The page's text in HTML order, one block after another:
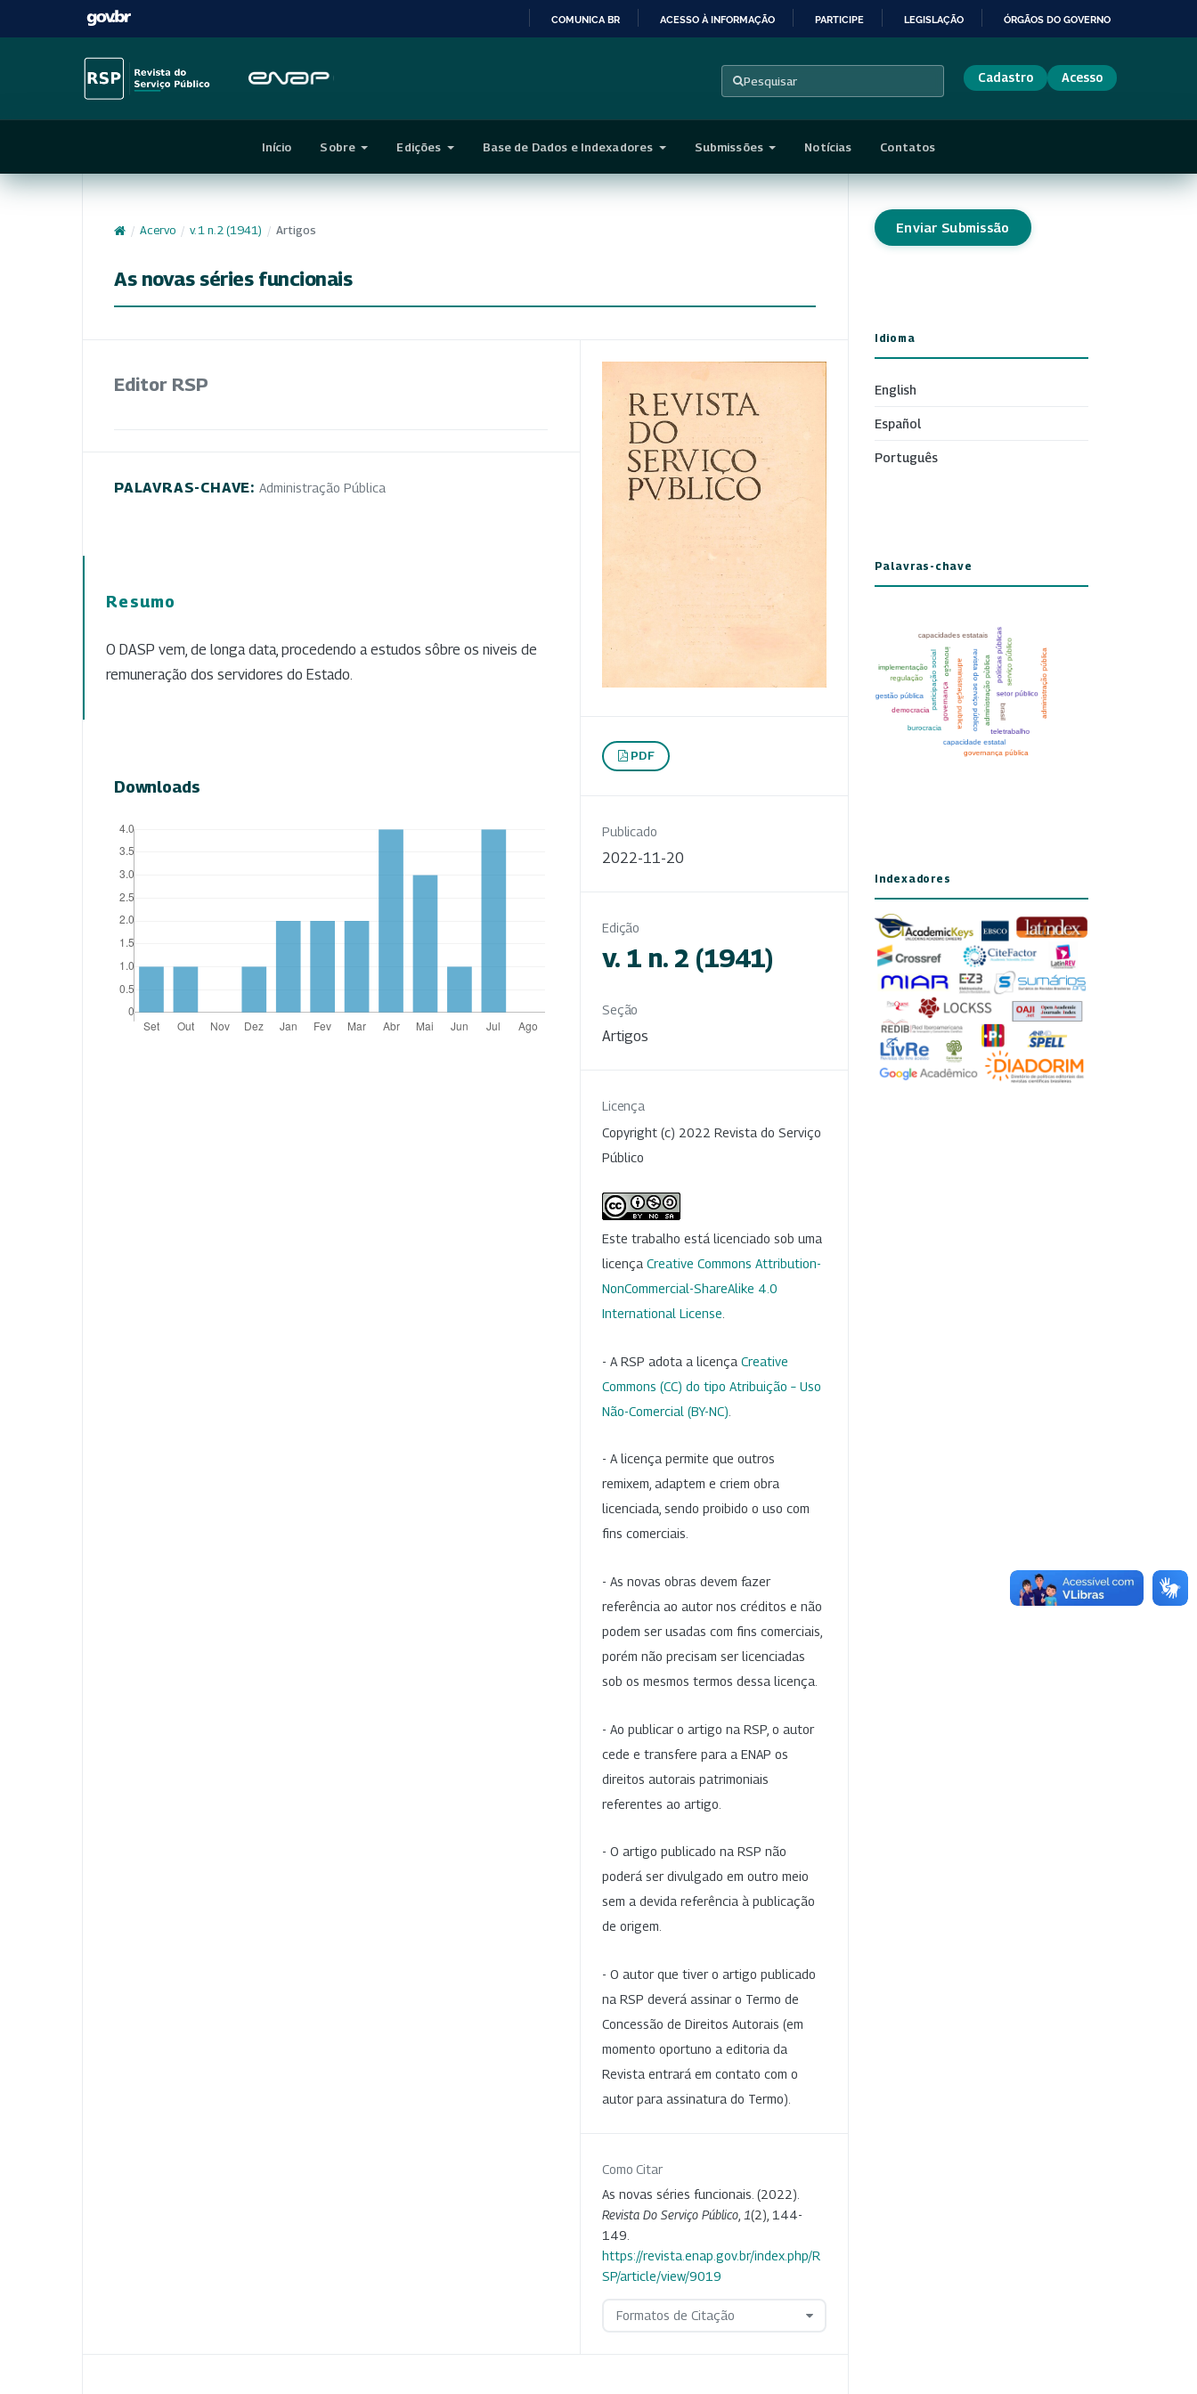
CONTEÚDO
COMUNICA BR ACESSO À INFORMAÇÃO PARTICIPE LEGISLAÇÃO ÓRGÃOS DO GOVERNO
Pesquisar Cadastro Acesso
Início Sobre Edições Base de Dados e Indexadores Submissões Notícias Contatos
/ Acervo / v. 1 n. 2 (1941) / Artigos
As novas séries funcionais
Editor RSP
PALAVRAS-CHAVE: Administração Pública
Resumo
O DASP vem, de longa data, procedendo a estudos sôbre os niveis de
remuneração dos servidores do Estado.
Downloads
PDF
Publicado
2022-11-20
Edição
v. 1 n. 2 (1941)
Seção
Artigos
Licença
Copyright (c) 2022 Revista do Serviço
Público
Este trabalho está licenciado sob uma
licença Creative Commons Attribution-
NonCommercial-ShareAlike 4.0
International License
- A RSP adota a licença Creative
Commons (CC) do tipo Atribuição – Uso
Não-Comercial (BY-NC)
- A licença permite que outros
remixem, adaptem e criem obra
licenciada, sendo proibido o uso com
fins comerciais.
- As novas obras devem fazer
referência ao autor nos créditos e não
podem ser usadas com fins comerciais,
porém não precisam ser licenciadas
sob os mesmos termos dessa licença.
- Ao publicar o artigo na RSP, o autor
cede e transfere para a ENAP os
direitos autorais patrimoniais
referentes ao artigo.
- O artigo publicado na RSP não
poderá ser divulgado em outro meio
sem a devida referência à publicação
de origem.
- O autor que tiver o artigo publicado
na RSP deverá assinar o Termo de
Concessão de Direitos Autorais (em
momento oportuno a editoria da
Revista entrará em contato com o
autor para assinatura do Termo).
Como Citar
As novas séries funcionais. (2022).
Revista Do Serviço Público 1(2), 144-
149.
https://revista.enap.gov.br/index.php/R
SP/article/view/9019
Formatos de Citação
Enviar Submissão
Idioma
English
Español
Português
Palavras-chave
Indexadores